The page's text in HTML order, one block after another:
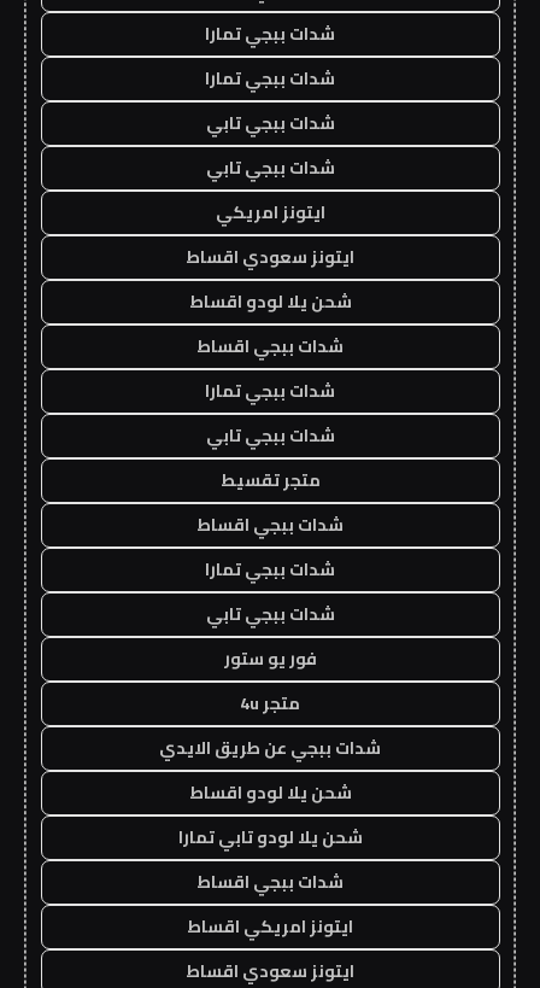
شدات ببجي تمارا
شدات ببجي تمارا
شدات ببجي تابي
شدات ببجي تابي
ايتونز امريكي
ايتونز سعودي اقساط
شحن يلا لودو اقساط
شدات ببجي اقساط
شدات ببجي تمارا
شدات ببجي تابي
متجر تقسيط
شدات ببجي اقساط
شدات ببجي تمارا
شدات ببجي تابي
فور يو ستور
متجر 4u
شدات ببجي عن طريق الايدي
شحن يلا لودو اقساط
شحن يلا لودو تابي تمارا
شدات ببجي اقساط
ايتونز امريكي اقساط
ايتونز سعودي اقساط